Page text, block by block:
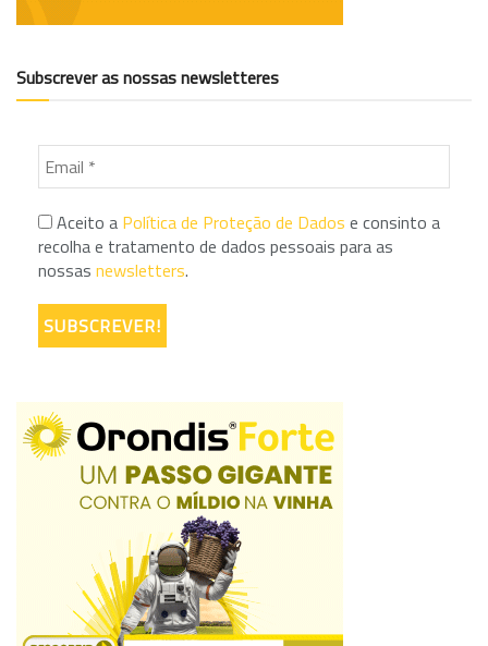
Subscrever as nossas newsletteres
Aceito a Política de Proteção de Dados e consinto a
recolha e tratamento de dados pessoais para as
nossas newsletters.